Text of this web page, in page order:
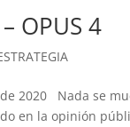
OPUS 4
2020 Nada se
en la opinión